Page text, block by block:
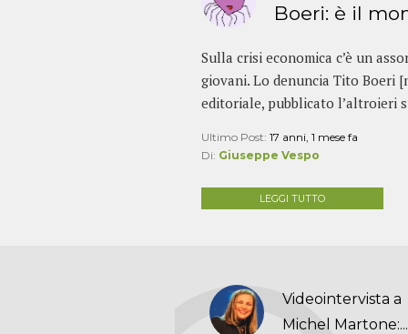
Boeri: è il
Sulla crisi economica c’è un
giovani. Lo denuncia Tito Boeri
editoriale, pubblicato l’altroieri
Ultimo Post: 17 anni, 1 mese fa
Di: Giuseppe Vespo
LEGGI TUTTO
Videointervista a
Michel Martone:...